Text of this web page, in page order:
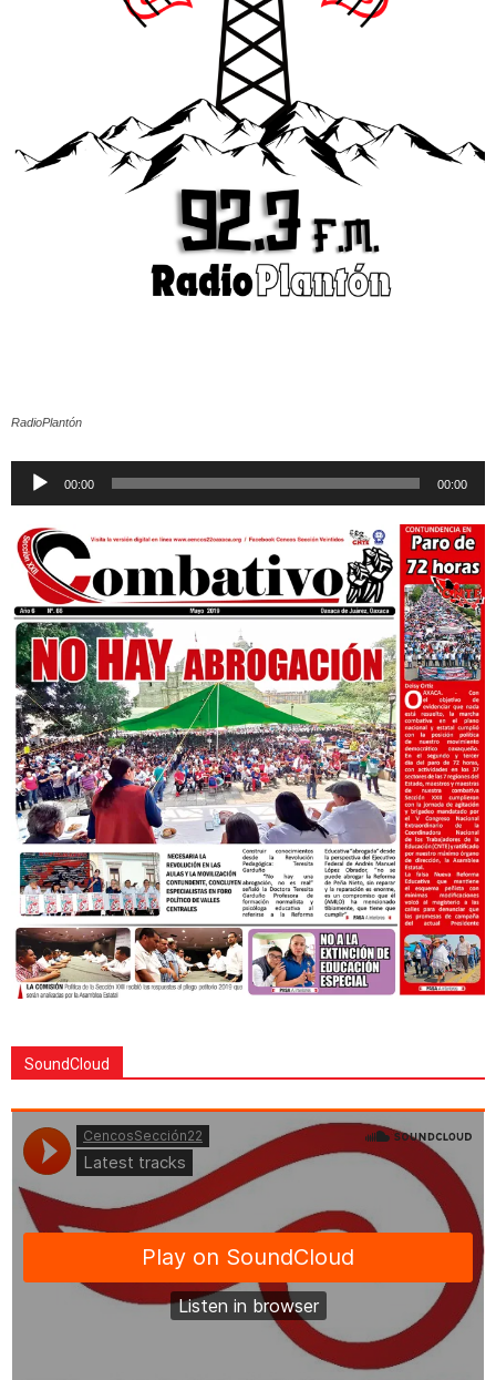
RadioPlantón
Reproductor
00:00 00:00
SoundCloud